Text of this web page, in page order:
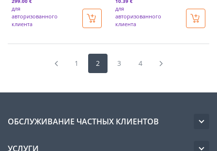
для
авторизованного
клиента
для
авторизованного
клиента
1 2 3 4
ОБСЛУЖИВАНИЕ ЧАСТНЫХ КЛИЕНТОВ
УСЛУГИ